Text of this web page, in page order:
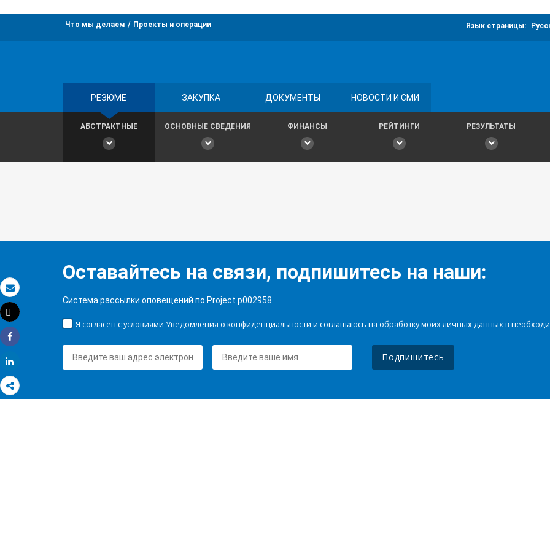
Электронная почта
Распечатать
Tweet
Share
Что мы делаем Проекты и операции Язык страницы:
РЕЗЮМЕ ЗАКУПКА ДОКУМЕНТЫ НОВОСТИ И СМИ
АБСТРАКТНЫЕ ОСНОВНЫЕ СВЕДЕНИЯ ФИНАНСЫ РЕЙТИНГИ РЕЗУЛЬТАТЫ
Оставайтесь на связи, подпишитесь на наши:
Система рассылки оповещений по Project p002958
Я согласен с условиями Уведомления о конфиденциальности и соглашаюсь на обработку моих личных данных в
Подпишитесь